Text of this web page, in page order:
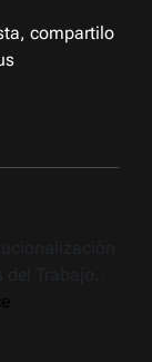
compartilo